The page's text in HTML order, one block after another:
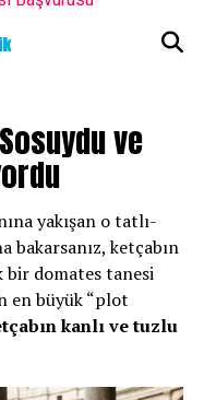
ve
yakışan o tatlı-
bakarsanız, ketçabın
bir domates tanesi
en büyük “plot
kanlı ve tuzlu